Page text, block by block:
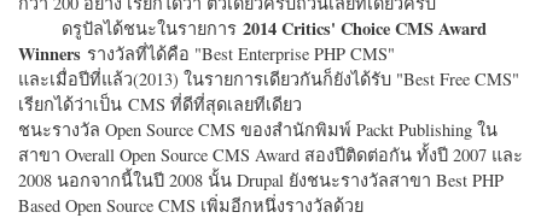
ดรูปัลได้ชนะในรายการ 2014 Critics' Choice CMS Award
Winners รางวัลที่ได้คือ "Best Enterprise PHP CMS"
และเมื่อปีที่แล้ว(2013) ในรายการเดียวกันก็ยังได้รับ "Best Free CMS"
เรียกได้ว่าเป็น CMS ที่ดีที่สุดเลยทีเดียว
ชนะรางวัล Open Source CMS ของสำนักพิมพ์ Packt Publishing ใน
สาขา Overall Open Source CMS Award สองปีติดต่อกัน ทั้งปี 2007 และ
2008 นอกจากนี้ในปี 2008 นั้น Drupal ยังชนะรางวัลสาขา Best PHP
Based Open Source CMS เพิ่มอีกหนึ่งรางวัลด้วย